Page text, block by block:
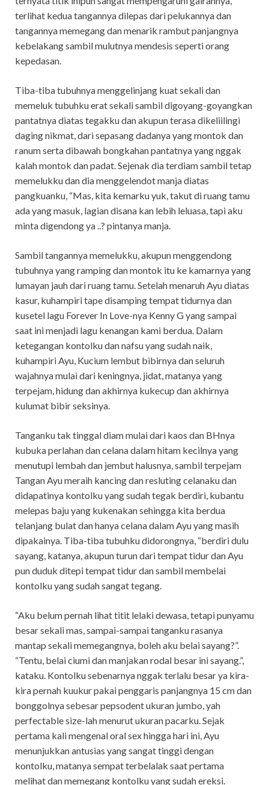
terlihat kedua tangannya dilepas dari pelukannya dan
tangannya memegang dan menarik rambut panjangnya
kebelakang sambil mulutnya mendesis seperti orang
kepedasan.
Tiba-tiba tubuhnya menggelinjang kuat sekali dan
memeluk tubuhku erat sekali sambil digoyang-goyangkan
pantatnya diatas tegakku dan akupun terasa dikeliilingi
daging nikmat, dari sepasang dadanya yang montok dan
ranum serta dibawah bongkahan pantatnya yang nggak
kalah montok dan padat. Sejenak dia terdiam sambil tetap
memelukku dan dia menggelendot manja diatas
pangkuanku, “Mas, kita kemarku yuk, takut di ruang tamu
ada yang masuk, lagian disana kan lebih leluasa, tapi aku
minta digendong ya ..? pintanya manja.
Sambil tangannya memelukku, akupun menggendong
tubuhnya yang ramping dan montok itu ke kamarnya yang
lumayan jauh dari ruang tamu. Setelah menaruh Ayu diatas
kasur, kuhampiri tape disamping tempat tidurnya dan
kusetel lagu Forever In Love-nya Kenny G yang sampai
saat ini menjadi lagu kenangan kami berdua. Dalam
ketegangan kontolku dan nafsu yang sudah naik,
kuhampiri Ayu, Kucium lembut bibirnya dan seluruh
wajahnya mulai dari keningnya, jidat, matanya yang
terpejam, hidung dan akhirnya kukecup dan akhirnya
kulumat bibir seksinya.
Tanganku tak tinggal diam mulai dari kaos dan BHnya
kubuka perlahan dan celana dalam hitam kecilnya yang
menutupi lembah dan jembut halusnya, sambil terpejam
Tangan Ayu meraih kancing dan resluting celanaku dan
didapatinya kontolku yang sudah tegak berdiri, kubantu
melepas baju yang kukenakan sehingga kita berdua
telanjang bulat dan hanya celana dalam Ayu yang masih
dipakainya. Tiba-tiba tubuhku didorongnya, “berdiri dulu
sayang, katanya, akupun turun dari tempat tidur dan Ayu
pun duduk ditepi tempat tidur dan sambil membelai
kontolku yang sudah sangat tegang.
“Aku belum pernah lihat titit lelaki dewasa, tetapi punyamu
besar sekali mas, sampai-sampai tanganku rasanya
mantap sekali memegangnya, boleh aku belai sayang?”.
“Tentu, belai ciumi dan manjakan rodal besar ini sayang.”,
kataku. Kontolku sebenarnya nggak terlalu besar ya kira-
kira pernah kuukur pakai penggaris panjangnya 15 cm dan
bonggolnya sebesar pepsodent ukuran jumbo, yah
perfectable size-lah menurut ukuran pacarku. Sejak
pertama kali mengenal oral sex hingga hari ini, Ayu
menunjukkan antusias yang sangat tinggi dengan
kontolku, matanya sempat terbelalak saat pertama
melihat dan memegang kontolku yang sudah ereksi.